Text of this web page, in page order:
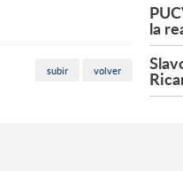
subir volver
la